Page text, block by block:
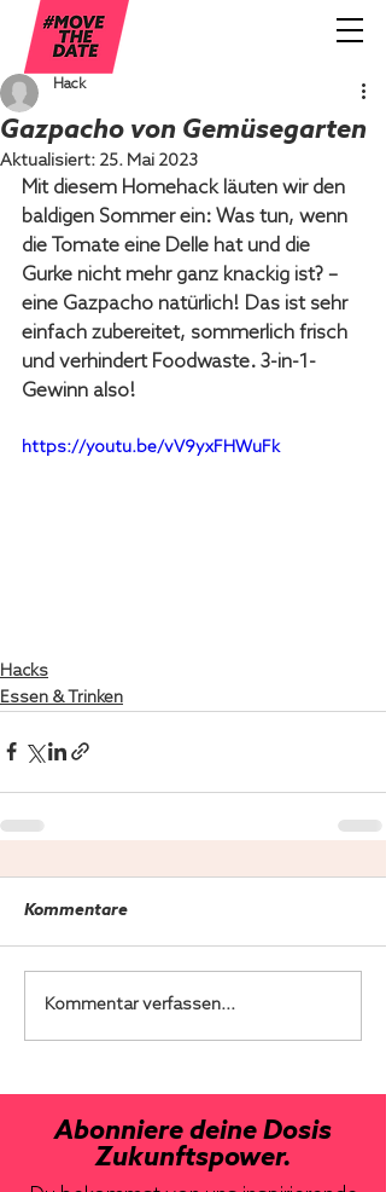
Gazpacho von Gemüsegarten
Hack
Aktualisiert: 25. Mai 2023
Mit diesem Homehack läuten wir den
baldigen Sommer ein: Was tun, wenn
die Tomate eine Delle hat und die
Gurke nicht mehr ganz knackig ist? –
eine Gazpacho natürlich! Das ist sehr
einfach zubereitet, sommerlich frisch
und verhindert Foodwaste. 3-in-1-
Gewinn also!
https://youtu.be/vV9yxFHWuFk
Hacks
Essen & Trinken
Kommentare
Kommentar verfassen...
Abonniere deine Dosis
Zukunftspower.